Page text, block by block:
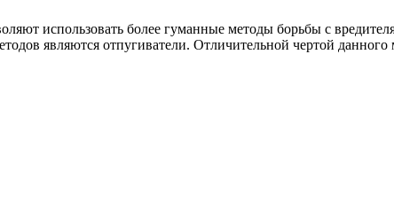
использовать более гуманные методы борьбы с
являются отпугиватели. Отличительной чертой данного